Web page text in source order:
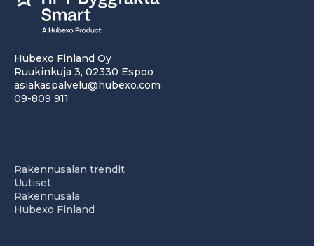
Hubexo Finland Oy
Ruukinkuja 3, 02330 Espoo
asiakaspalvelu@hubexo.com
09-809 911
Rakennusalan trendit
Uutiset
Rakennusala
Hubexo Finland